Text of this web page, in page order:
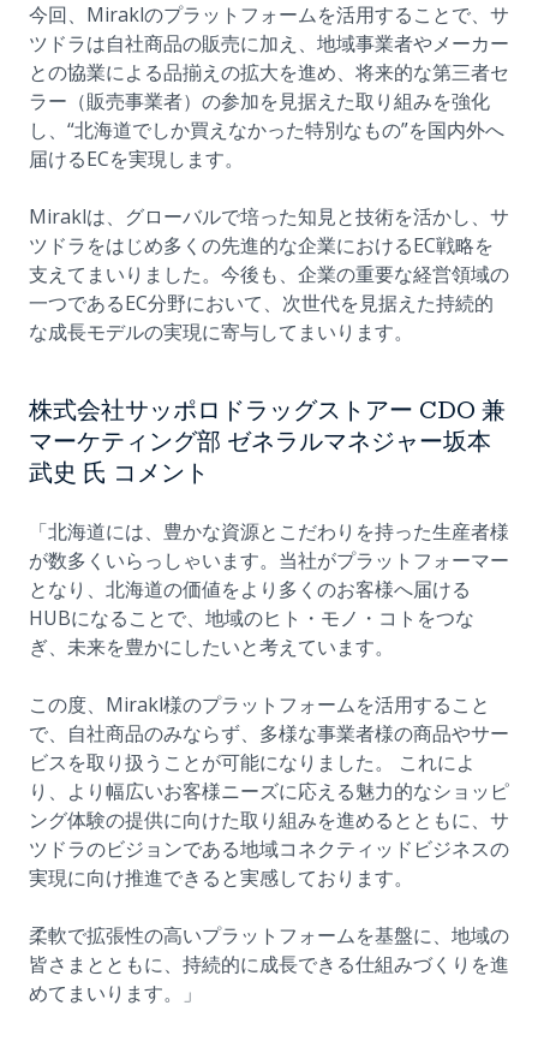
今回、Miraklのプラットフォームを活用することで、サ
ツドラは自社商品の販売に加え、地域事業者やメーカー
との協業による品揃えの拡大を進め、将来的な第三者セ
ラー（販売事業者）の参加を見据えた取り組みを強化
し、“北海道でしか買えなかった特別なもの”を国内外へ
届けるECを実現します。
Miraklは、グローバルで培った知見と技術を活かし、サ
ツドラをはじめ多くの先進的な企業におけるEC戦略を
支えてまいりました。今後も、企業の重要な経営領域の
一つであるEC分野において、次世代を見据えた持続的
な成長モデルの実現に寄与してまいります。
株式会社サッポロドラッグストアー CDO 兼
マーケティング部 ゼネラルマネジャー坂本
武史 氏 コメント
「北海道には、豊かな資源とこだわりを持った生産者様
が数多くいらっしゃいます。当社がプラットフォーマー
となり、北海道の価値をより多くのお客様へ届ける
HUBになることで、地域のヒト・モノ・コトをつな
ぎ、未来を豊かにしたいと考えています。
この度、Mirakl様のプラットフォームを活用すること
で、自社商品のみならず、多様な事業者様の商品やサー
ビスを取り扱うことが可能になりました。 これによ
り、より幅広いお客様ニーズに応える魅力的なショッピ
ング体験の提供に向けた取り組みを進めるとともに、サ
ツドラのビジョンである地域コネクティッドビジネスの
実現に向け推進できると実感しております。
柔軟で拡張性の高いプラットフォームを基盤に、地域の
皆さまとともに、持続的に成長できる仕組みづくりを進
めてまいります。」